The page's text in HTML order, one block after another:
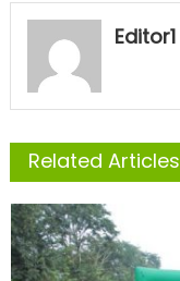
Editor1
Related Articles